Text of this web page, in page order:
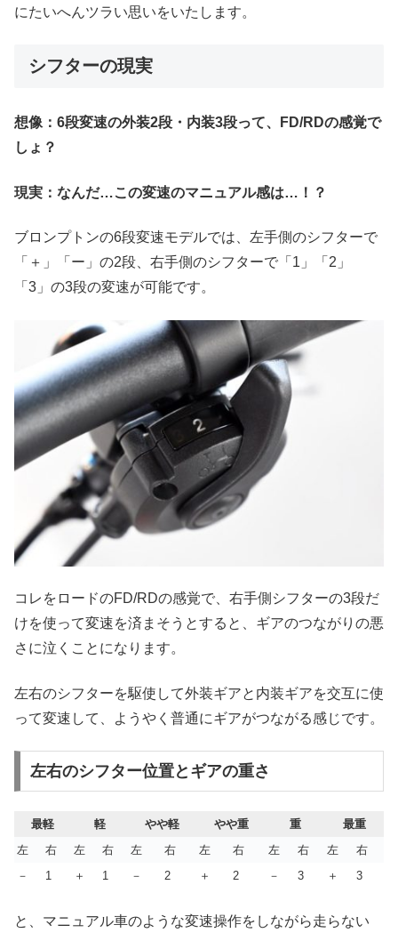
にたいへんツラい思いをいたします。
シフターの現実
想像：6段変速の外装2段・内装3段って、FD/RDの感覚で
しょ？
現実：なんだ…この変速のマニュアル感は…！？
ブロンプトンの6段変速モデルでは、左手側のシフターで
「＋」「ー」の2段、右手側のシフターで「1」「2」
「3」の3段の変速が可能です。
コレをロードのFD/RDの感覚で、右手側シフターの3段だ
けを使って変速を済まそうとすると、ギアのつながりの悪
さに泣くことになります。
左右のシフターを駆使して外装ギアと内装ギアを交互に使
って変速して、ようやく普通にギアがつながる感じです。
左右のシフター位置とギアの重さ
最軽 軽 やや軽 やや重 重
最重
左
右 左 右 左 右 左 右 左 右 左
右
－
1 ＋ 1 － 2 ＋ 2 － 3 ＋ 3
と、マニュアル車のような変速操作をしながら走らない